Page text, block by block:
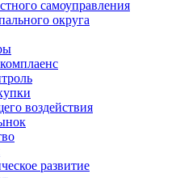
самоуправления
округа
воздействия
развитие